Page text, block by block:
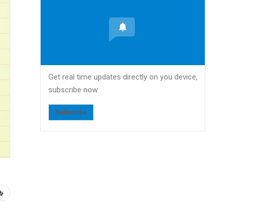
Get real time updates directly on you device,
subscribe now.
Subscribe